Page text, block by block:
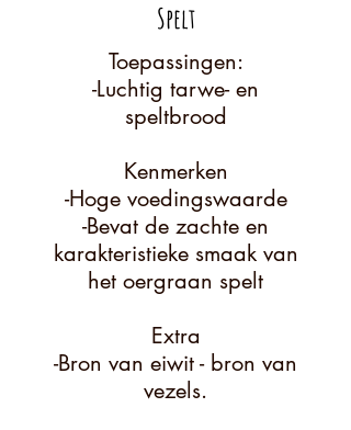
Spelt
Toepassingen:
-Luchtig tarwe- en
speltbrood
Kenmerken
-Hoge voedingswaarde
-Bevat de zachte en
karakteristieke smaak van
het oergraan spelt
Extra
-Bron van eiwit - bron van
vezels.